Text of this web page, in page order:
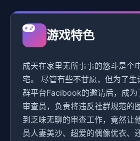
游戏特色
成天在家里无所事事的悠斗是个
宅。 尽管有些不甘愿，但为了生
群平台Facibook的邀请后，成为
审查员，负责将违反社群规范的
到乏味无聊的审查工作，竟然让
员人妻美沙、超爱的偶像优衣、